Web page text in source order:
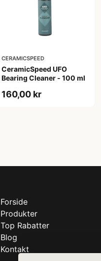
CERAMICSPEED
CeramicSpeed UFO
Bearing Cleaner - 100 ml
160,00 kr
Forside
Produkter
Top Rabatter
Blog
Kontakt